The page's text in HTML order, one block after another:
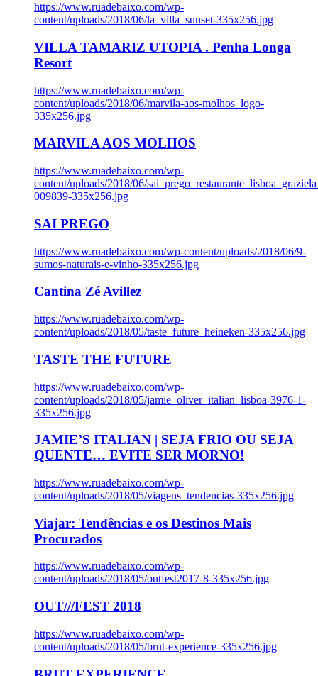
https://www.ruadebaixo.com/wp-
content/uploads/2018/06/la_villa_sunset-335x256.jpg
VILLA TAMARIZ UTOPIA . Penha Longa
Resort
https://www.ruadebaixo.com/wp-
content/uploads/2018/06/marvila-aos-molhos_logo-
335x256.jpg
MARVILA AOS MOLHOS
https://www.ruadebaixo.com/wp-
content/uploads/2018/06/
009839-335x256.jpg
SAI PREGO
https://www.ruadebaixo.com/wp-content/uploads/2018/06/9-
sumos-naturais-e-vinho-335x256.jpg
Cantina Zé Avillez
https://www.ruadebaixo.com/wp-
content/uploads/2018/05/taste_future_heineken-335x256.jpg
TASTE THE FUTURE
https://www.ruadebaixo.com/wp-
content/uploads/2018/05/jamie_oliver_italian_lisboa-3976-1-
335x256.jpg
JAMIE’S ITALIAN | SEJA FRIO OU SEJA
QUENTE… EVITE SER MORNO!
https://www.ruadebaixo.com/wp-
content/uploads/2018/05/viagens_tendencias-335x256.jpg
Viajar: Tendências e os Destinos Mais
Procurados
https://www.ruadebaixo.com/wp-
content/uploads/2018/05/outfest2017-8-335x256.jpg
OUT///FEST 2018
https://www.ruadebaixo.com/wp-
content/uploads/2018/05/brut-experience-335x256.jpg